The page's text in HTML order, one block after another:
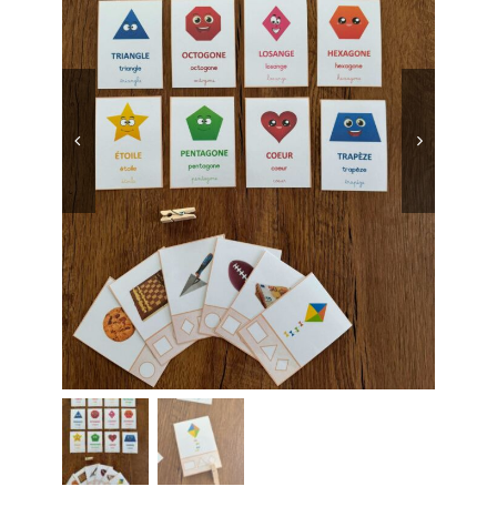
Boutique des lutins
0
Mon compte
 